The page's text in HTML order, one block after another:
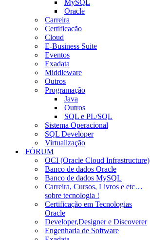
MySQL
Oracle
Carreira
Certificacão
Cloud
E-Business Suite
Eventos
Exadata
Middleware
Outros
Programação
Java
Outros
SQL e PL/SQL
Sistema Operacional
SQL Developer
Virtualização
FÓRUM
OCI (Oracle Cloud Infrastructure)
Banco de dados Oracle
Banco de dados MySQL
Carreira, Cursos, Livros e etc…
sobre tecnologia !
Certificação em Tecnologias
Oracle
Developer,Designer e Discoverer
Engenharia de Software